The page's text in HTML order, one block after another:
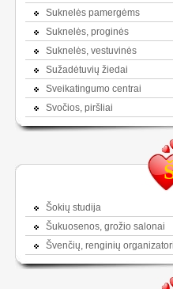
Suknelės pamergėms
Suknelės, proginės
Suknelės, vestuvinės
Sužadėtuvių žiedai
Sveikatingumo centrai
Svočios, piršliai
Šokių studija
Šukuosenos, grožio salonai
Švenčių, renginių